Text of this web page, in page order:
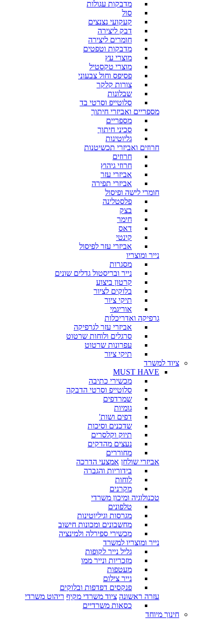
מדבקות עגולות
סול
קעקועי נצנצים
דבק ליצירה
חומרים ליצירה
מדבקות וטפטים
מוצרי עץ
מוצרי טקסטיל
פסיפס וחול צבעוני
צורות קלקר
שבלונות
סלוטייפ וסרטי בד
מספריים ואביזרי חיתוך
מספריים
סכיני חיתוך
גליוטינות
חרוזים ואביזרי תכשיטנות
חרוזים
חרוזי גיהוץ
אביזרי עזר
אביזרי תפירה
חומרי לישה ופיסול
פלסטלינה
בצק
חימר
דאס
קינטי
אביזרי עזר לפיסול
נייר ומוצריו
מסגרות
נייר ובריסטול גדלים שונים
קרטון ביצוע
בלוקים לציור
תיקי ציור
אוריגמי
גרפיקה ואדריכלות
אביזרי עזר לגרפיקה
סרגלים ולוחות שרטוט
עפרונות שרטוט
תיקי ציור
ציוד למשרד
MUST HAVE
מכשירי כתיבה
סלוטייפ וסרטי הדבקה
שמרדפים
גומיות
דפים ושות'
שדכנים וסיכות
תיוק וקלסרים
נעצים מהדקים
מחוררים
אביזרי שולחן אמצעי הדרכה
בידוריות והגברה
לוחות
מקרנים
טכנולוגיה ומיכון משרדי
טלפונים
מגרסות וגיליוטינות
מחשבונים ומכונות חישוב
מכשירי ספירלה ולמינציה
נייר ומוצריו למשרד
גליל נייר לקופות
מזכריות ונייר ממו
מעטפות
נייר צילום
פנקסים דפדפות ובלוקים
עזרה ראשונה ציוד משרדי מקיף ריהוט משרדי
כסאות משרדיים
חינוך מיוחד